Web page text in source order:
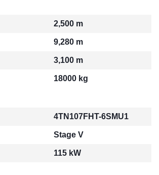
2,500 m
9,280 m
3,100 m
18000 kg
4TN107FHT-6SMU1
Stage V
115 kW